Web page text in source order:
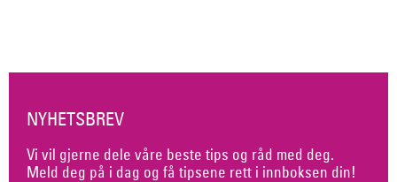
NYHETSBREV
Vi vil gjerne dele våre beste tips og råd med deg.
Meld deg på i dag og få tipsene rett i innboksen din!